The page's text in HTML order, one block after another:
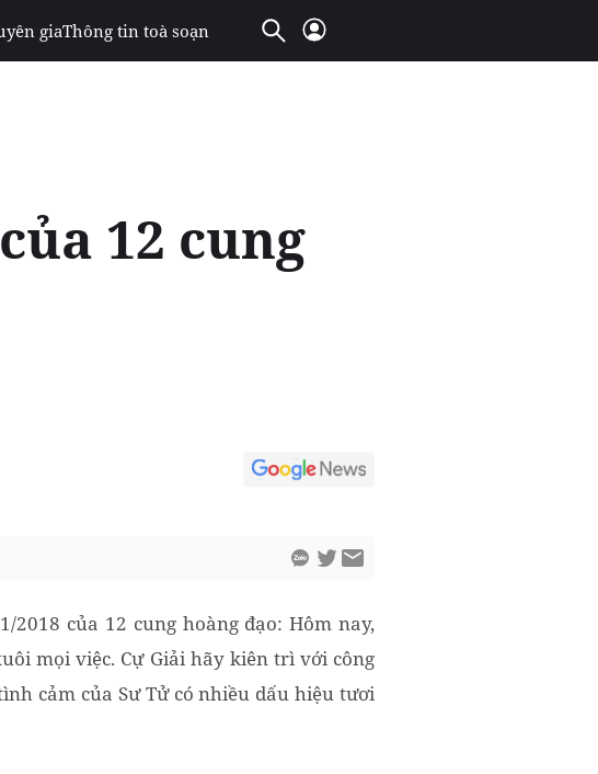
giaThông tin toà soạn
12 cung
2018 của 12 cung hoàng đạo: Hôm nay,
mọi việc. Cự Giải hãy kiên trì với công
cảm của Sư Tử có nhiều dấu hiệu tươi